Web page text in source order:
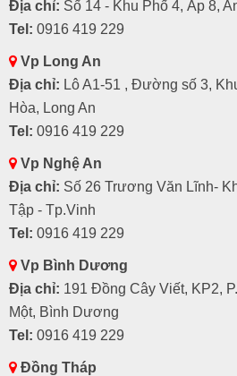
Địa chỉ: Số 14 - Khu Phố 4, Ấp 8,
Tel: 0916 419 229
Vp Long An
Địa chỉ: Lô A1-51 , Đường số 3,
Hòa, Long An
Tel: 0916 419 229
Vp Nghệ An
Địa chỉ: Số 26 Trương Văn Lĩnh-
Tập - Tp.Vinh
Tel: 0916 419 229
Vp Bình Dương
Địa chỉ: 191 Đồng Cây Viết, KP2,
Một, Bình Dương
Tel: 0916 419 229
Đồng Tháp